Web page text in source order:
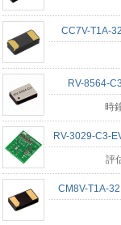
CC7V-T1A-
RV-8564-
時
RV-3029-C3-
評
CM8V-T1A-